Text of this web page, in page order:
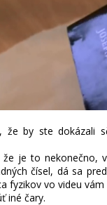
že by ste dokázali
že je to nekonečno,
čísel, dá sa
fyzikov vo videu
iné čary.